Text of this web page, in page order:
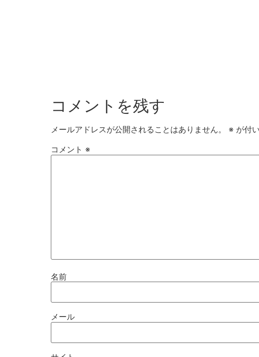
コメントを残す
メールアドレスが公開されることはありません。 ※ が付
コメント ※
名前
メール